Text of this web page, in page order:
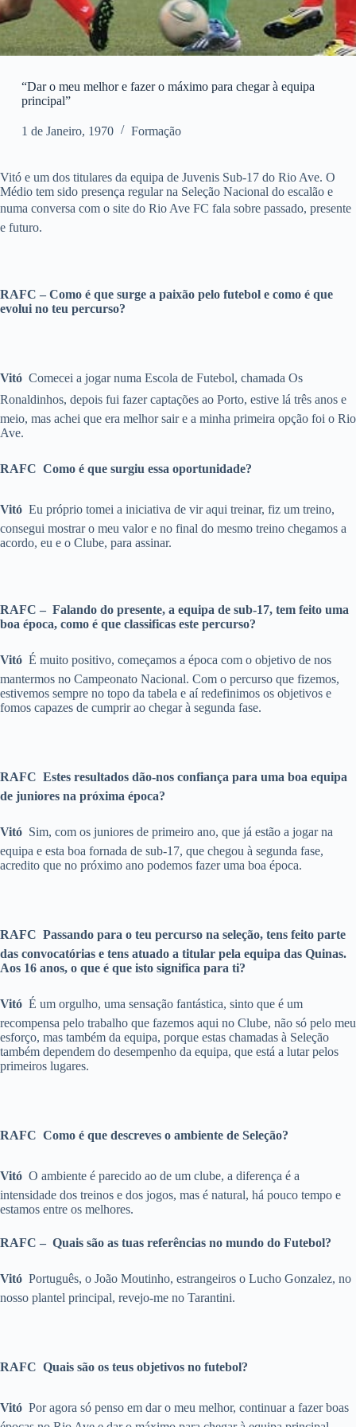
“Dar o meu melhor e fazer o máximo para chegar à equipa
principal”
1 de Janeiro, 1970 Formação
Vitó e um dos titulares da equipa de Juvenis Sub-17 do Rio Ave. O
Médio tem sido presença regular na Seleção Nacional do escalão e
numa conversa com o site do Rio Ave FC fala sobre passado, presente
e futuro.
RAFC – Como é que surge a paixão pelo futebol e como é que
evolui no teu percurso?
Vitó  Comecei a jogar numa Escola de Futebol, chamada Os
Ronaldinhos, depois fui fazer captações ao Porto, estive lá três anos e
meio, mas achei que era melhor sair e a minha primeira opção foi o Rio
Ave.
RAFC  Como é que surgiu essa oportunidade?
Vitó  Eu próprio tomei a iniciativa de vir aqui treinar, fiz um treino,
consegui mostrar o meu valor e no final do mesmo treino chegamos a
acordo, eu e o Clube, para assinar.
RAFC – Falando do presente, a equipa de sub-17, tem feito uma
boa época, como é que classificas este percurso?
Vitó  É muito positivo, começamos a época com o objetivo de nos
mantermos no Campeonato Nacional. Com o percurso que fizemos,
estivemos sempre no topo da tabela e aí redefinimos os objetivos e
fomos capazes de cumprir ao chegar à segunda fase.
RAFC  Estes resultados dão-nos confiança para uma boa equipa
de juniores na próxima época?
Vitó  Sim, com os juniores de primeiro ano, que já estão a jogar na
equipa e esta boa fornada de sub-17, que chegou à segunda fase,
acredito que no próximo ano podemos fazer uma boa época.
RAFC  Passando para o teu percurso na seleção, tens feito parte
das convocatórias e tens atuado a titular pela equipa das Quinas.
Aos 16 anos, o que é que isto significa para ti?
Vitó  É um orgulho, uma sensação fantástica, sinto que é um
recompensa pelo trabalho que fazemos aqui no Clube, não só pelo meu
esforço, mas também da equipa, porque estas chamadas à Seleção
também dependem do desempenho da equipa, que está a lutar pelos
primeiros lugares.
RAFC  Como é que descreves o ambiente de Seleção?
Vitó  O ambiente é parecido ao de um clube, a diferença é a
intensidade dos treinos e dos jogos, mas é natural, há pouco tempo e
estamos entre os melhores.
RAFC – Quais são as tuas referências no mundo do Futebol?
Vitó  Português, o João Moutinho, estrangeiros o Lucho Gonzalez, no
nosso plantel principal, revejo-me no Tarantini.
RAFC  Quais são os teus objetivos no futebol?
Vitó  Por agora só penso em dar o meu melhor, continuar a fazer boas